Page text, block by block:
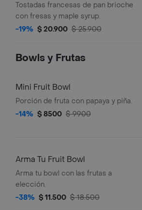
Tostadas francesas de pan brioche
con fresas y maple syrup.
-19% $ 20.900 $ 25.900
Bowls y Frutas
Mini Fruit Bowl
Porción de fruta con papaya y piña.
-14% $ 8500 $ 9900
Arma Tu Fruit Bowl
Arma tu bowl con las frutas a
elección.
-38% $ 11.500 $ 18.500